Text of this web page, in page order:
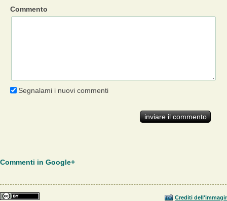
Commento
Segnalami i nuovi commenti
Commenti in Google+
Crediti